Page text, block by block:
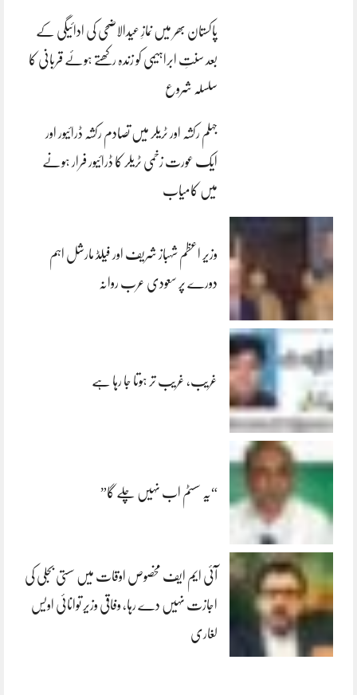
پاکستان بھر میں نمازِ عیدالاضحی کی ادائیگی کے
بعد سنتِ ابراہیمی کو زندہ رکھتے ہوئے قربانی کا
سلسلہ شروع
جہلم رکشہ اور ٹریلر میں تصادم رکشہ ڈرائیور اور
ایک عورت زخمی ٹریلر کا ڈرائیور فرار ہونے
میں کامیاب
وزیر اعظم شہباز شریف اور فیلڈ مارشل اہم
دورے پر سعودی عرب روانہ
غریب، غریب تر ہوتا جا رہا ہے
“یہ سسٹم اب نہیں چلے گا”
آئی ایم ایف مخصوص اوقات میں سستی بجلی کی
اجازت نہیں دے رہا، وفاقی وزیر توانائی اویس
لغاری